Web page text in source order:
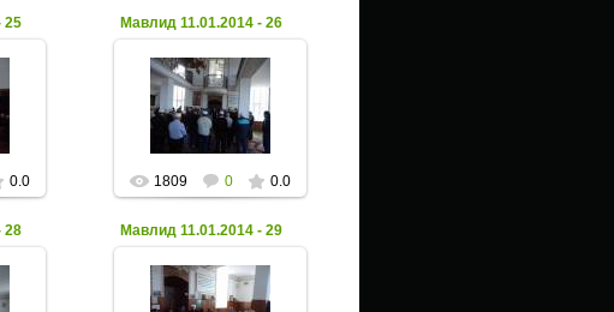
25
0.0
Мавлид 11.01.2014 - 26
02 Февраля 2014
Xpax
1809 0 0.0
28 Мавлид 11.01.2014 - 29
02 Февраля 2014